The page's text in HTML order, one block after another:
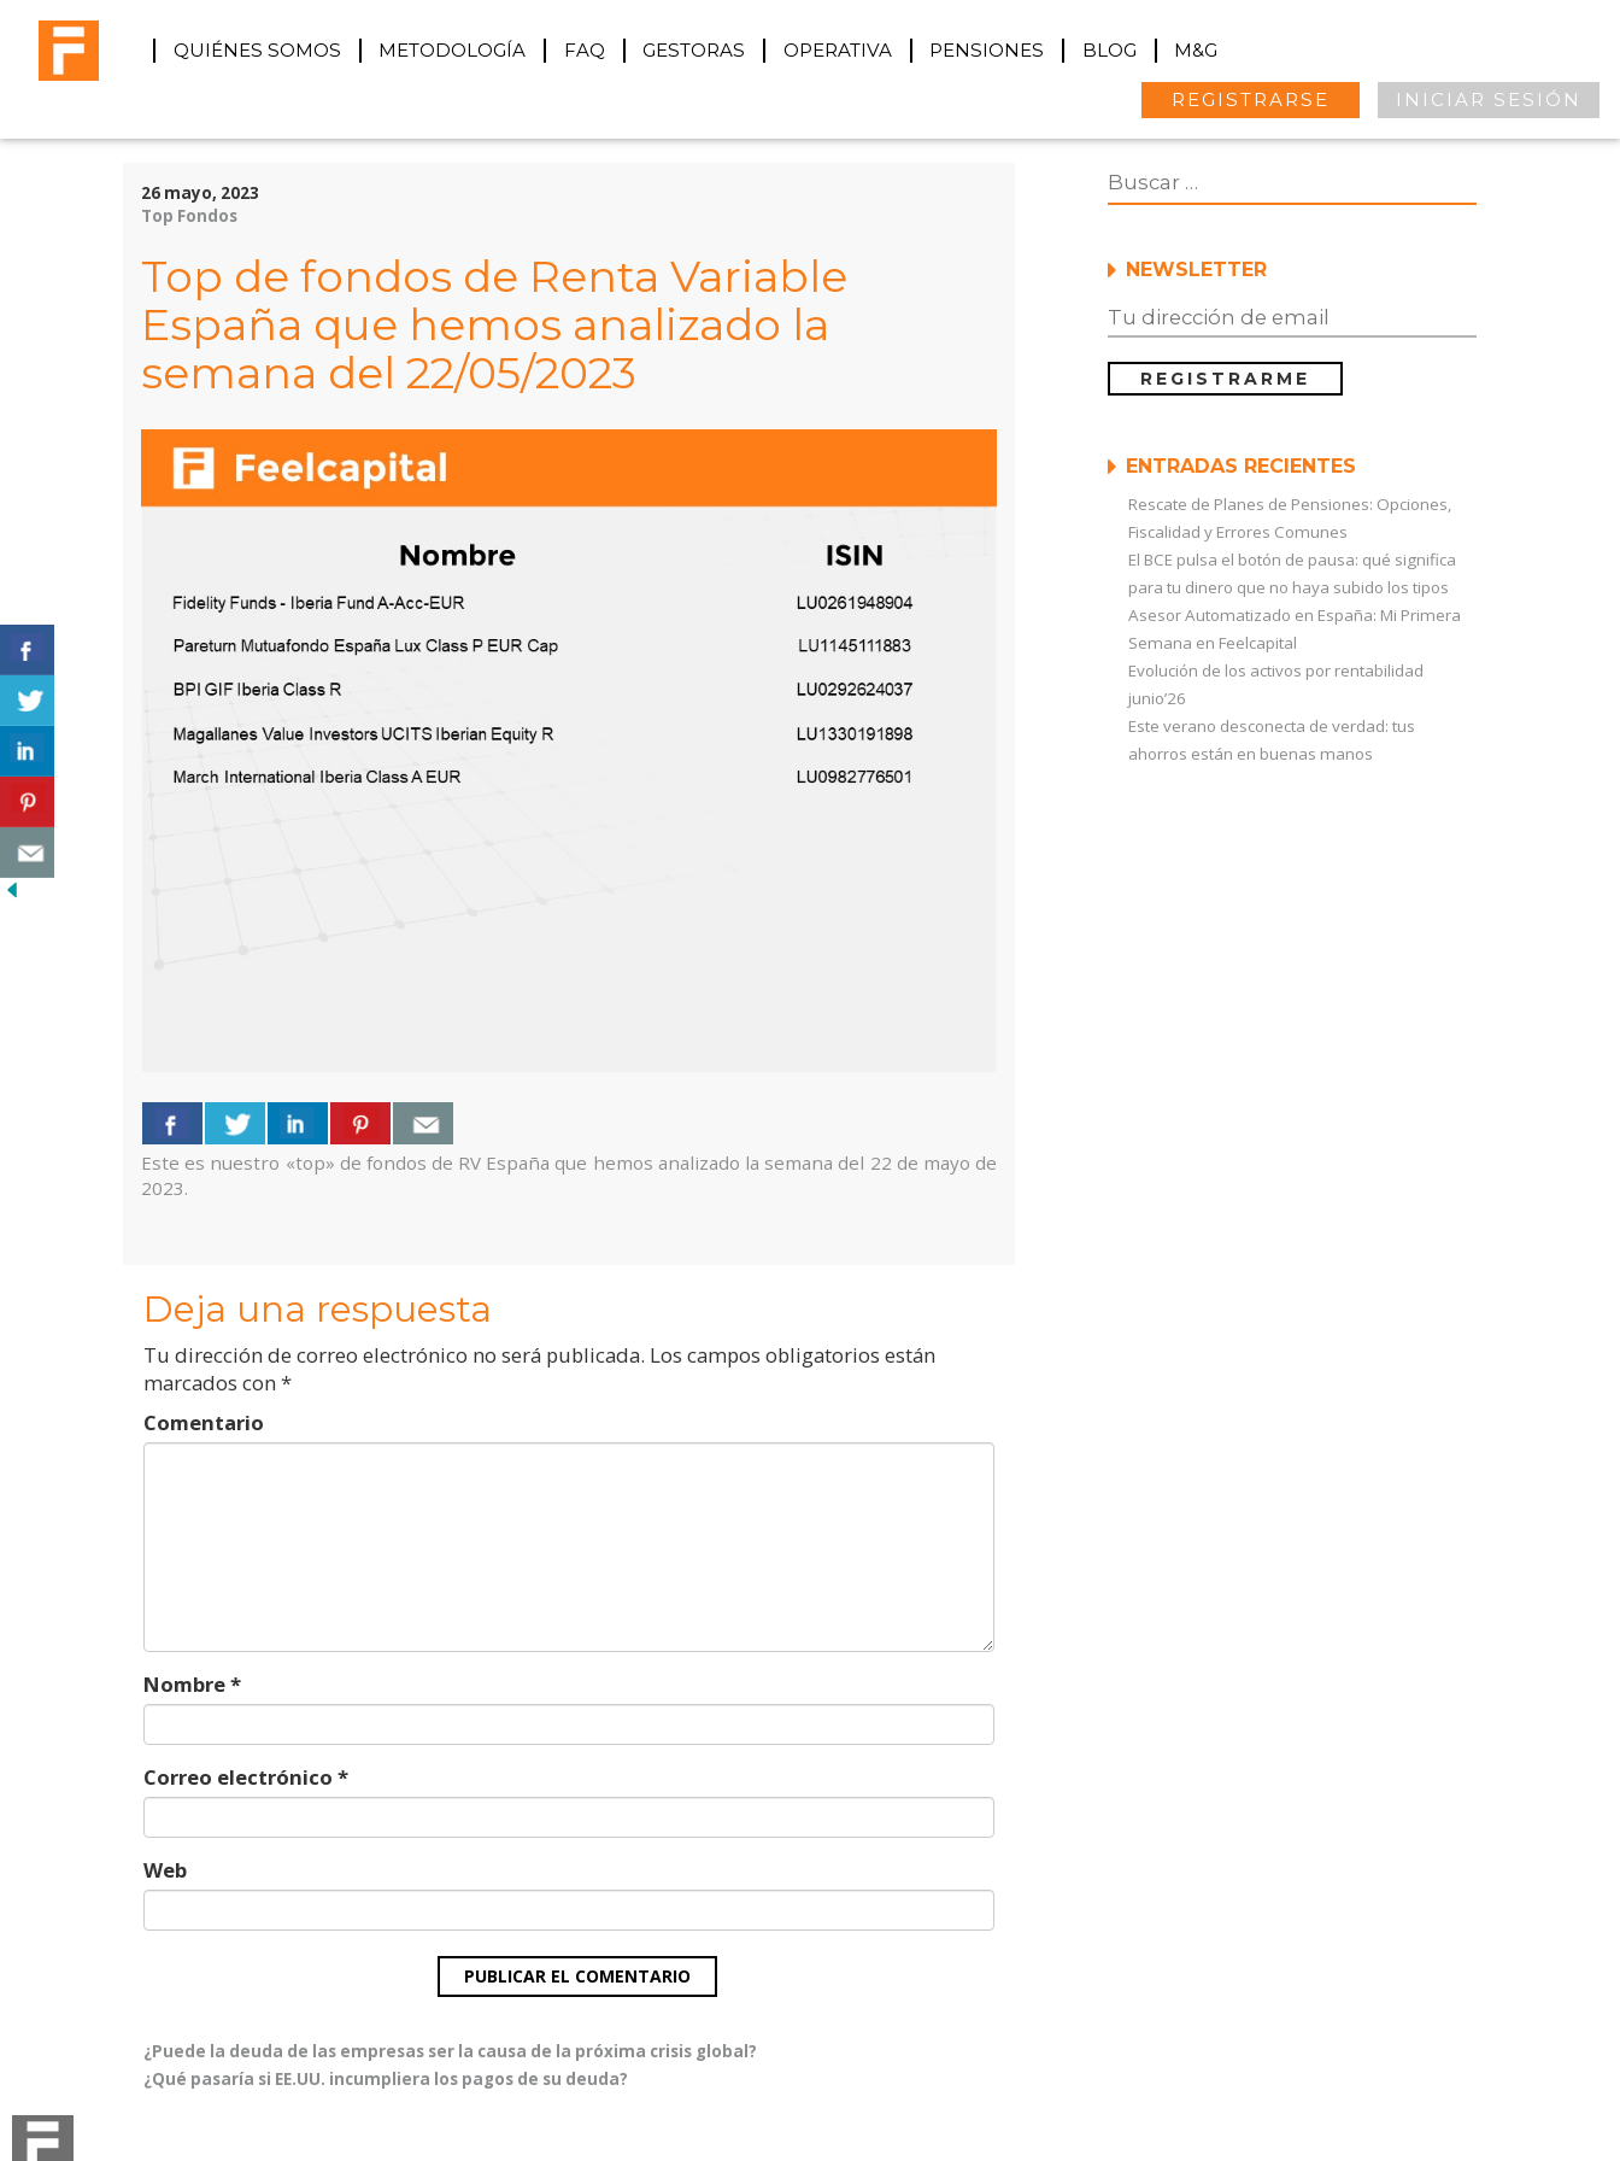
QUIÉNES SOMOS METODOLOGÍA FAQ GESTORAS OPERATIVA PENSIONES BLOG M&G
REGISTRARSE INICIAR SESIÓN
26 mayo, 2023
Top Fondos
Top de fondos de Renta Variable
España que hemos analizado la
semana del 22/05/2023
Este es nuestro «top» de fondos de RV España que hemos analizado la semana del 22 de mayo de
2023.
Deja una respuesta
Tu dirección de correo electrónico no será publicada. Los campos obligatorios están
marcados con *
Comentario
Nombre*
Correo electrónico *
Web
Navegación
de
entradas
Entrada
anterior:
¿Puede la deuda de las empresas ser la causa de la próxima crisis global?
Entrada
¿Qué pasaría si EE.UU. incumpliera los pagos de su deuda?
NEWSLETTER
ENTRADAS RECIENTES
Rescate de Planes de Pensiones: Opciones,
Fiscalidad y Errores Comunes
El BCE pulsa el botón de pausa: qué significa
para tu dinero que no haya subido los tipos
Asesor Automatizado en España: Mi Primera
Semana en Feelcapital
Evolución de los activos por rentabilidad
junio’26
Este verano desconecta de verdad: tus
ahorros están en buenas manos